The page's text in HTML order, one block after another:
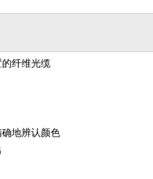
纤维光缆
地辨认颜色